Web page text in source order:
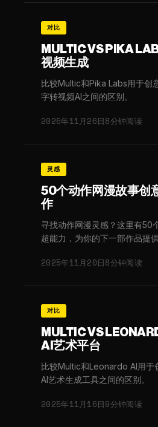
对比
MULTIC VS PIKA
视频生成
比较Multic和Pika Labs用于创
字转视频AI之间的区别。
2025年11月26日8分钟阅读
灵感
50个动作网漫故事创
作
寻找动作网漫灵感？这里有50
超能力，为你的下一部作品提供
2025年11月20日8分钟阅读
对比
MULTIC VS
AI艺术平台
比较Multic和Leonardo AI用于
AI艺术生成工具之间的区别。
2025年11月16日9分钟阅读